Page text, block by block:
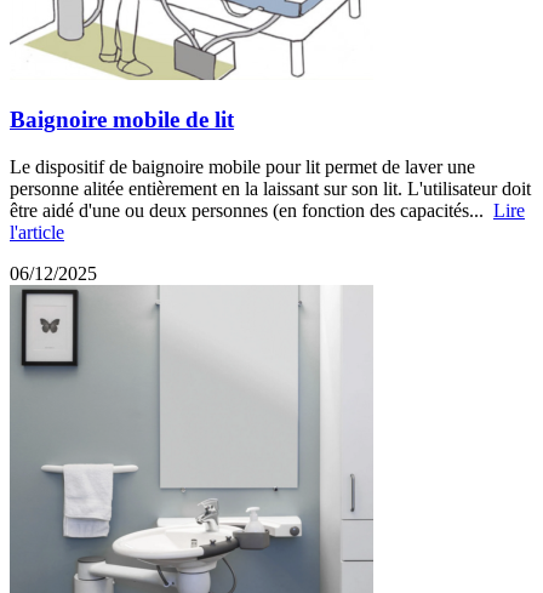
Baignoire mobile de lit
Le dispositif de baignoire mobile pour lit permet de laver une
personne alitée entièrement en la laissant sur son lit. L'utilisateur doit
être aidé d'une ou deux personnes (en fonction des capacités... Lire
l'article
06/12/2025